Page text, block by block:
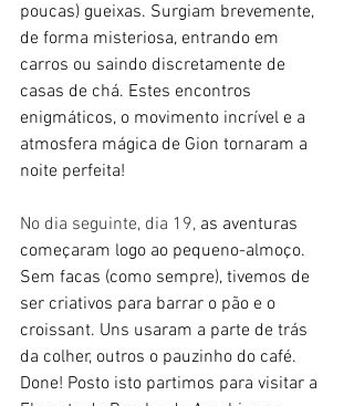
poucas) gueixas. Surgiam brevemente,
de forma misteriosa, entrando em
carros ou saindo discretamente de
casas de chá. Estes encontros
enigmáticos, o movimento incrível e a
atmosfera mágica de Gion tornaram a
noite perfeita!
No dia seguinte, dia 19, as aventuras
começaram logo ao pequeno-almoço.
Sem facas (como sempre), tivemos de
ser criativos para barrar o pão e o
croissant. Uns usaram a parte de trás
da colher, outros o pauzinho do café.
Done! Posto isto partimos para visitar a